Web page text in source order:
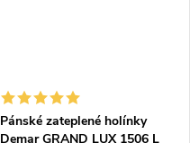
Pánské zateplené holínky
Demar GRAND LUX 1506 L